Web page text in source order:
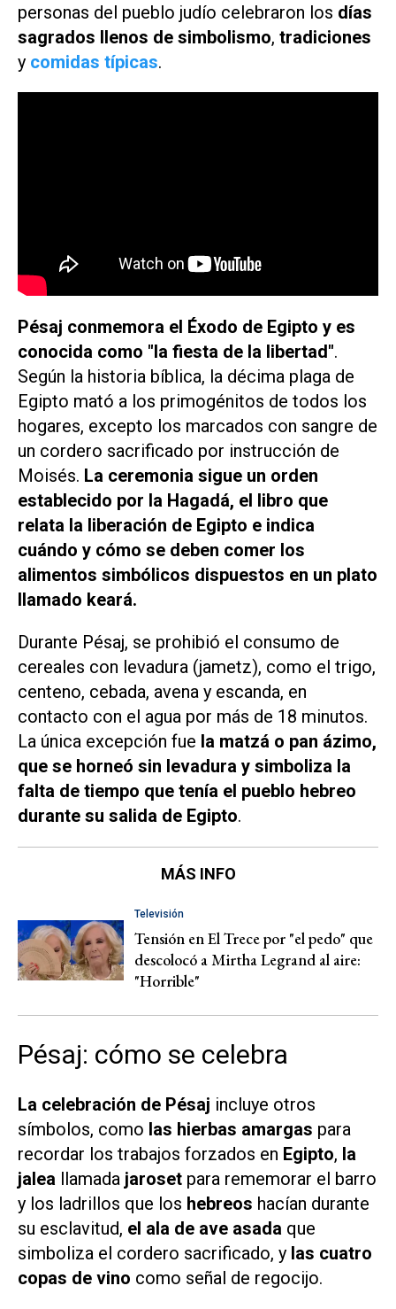
personas del pueblo judío celebraron los días
sagrados llenos de simbolismo, tradiciones
y comidas típicas.
Pésaj conmemora el Éxodo de Egipto y es
conocida como "la fiesta de la libertad".
Según la historia bíblica, la décima plaga de
Egipto mató a los primogénitos de todos los
hogares, excepto los marcados con sangre de
un cordero sacrificado por instrucción de
Moisés. La ceremonia sigue un orden
establecido por la Hagadá, el libro que
relata la liberación de Egipto e indica
cuándo y cómo se deben comer los
alimentos simbólicos dispuestos en un plato
llamado keará.
Durante Pésaj, se prohibió el consumo de
cereales con levadura (jametz), como el trigo,
centeno, cebada, avena y escanda, en
contacto con el agua por más de 18 minutos.
La única excepción fue la matzá o pan ázimo,
que se horneó sin levadura y simboliza la
falta de tiempo que tenía el pueblo hebreo
durante su salida de Egipto.
MÁS INFO
Televisión
Tensión en El Trece por "el pedo" que
descolocó a Mirtha Legrand al aire:
"Horrible"
Pésaj: cómo se celebra
La celebración de Pésaj incluye otros
símbolos, como las hierbas amargas para
recordar los trabajos forzados en Egipto, la
jalea llamada jaroset para rememorar el barro
y los ladrillos que los hebreos hacían durante
su esclavitud, el ala de ave asada que
simboliza el cordero sacrificado, y las cuatro
copas de vino como señal de regocijo.